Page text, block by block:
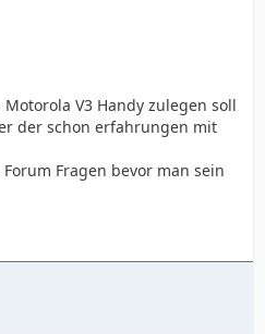
V3 Handy zulegen soll
der schon erfahrungen mit
Fragen bevor man sein